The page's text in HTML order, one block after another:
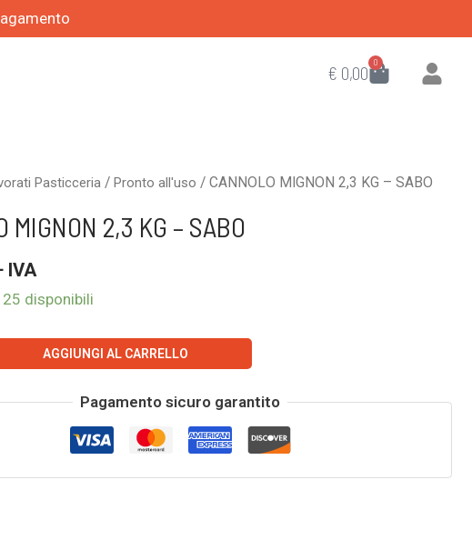
€ 0,00
0 CART
Pasticceria / Pronto all'uso / CANNOLO MIGNON 2,3 KG – SABO
MIGNON 2,3 KG – SABO
IVA
25 disponibili
AGGIUNGI AL CARRELLO
Pagamento sicuro garantito